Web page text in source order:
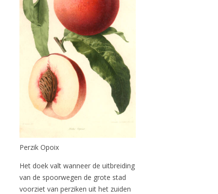
Perzik Opoix
Het doek valt wanneer de uitbreiding
van de spoorwegen de grote stad
voorziet van perziken uit het zuiden